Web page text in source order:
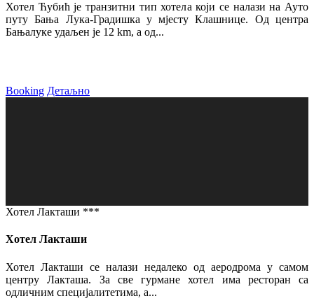
Хотел Ћубић је транзитни тип хотела који се налази на Ауто
путу Бања Лука-Градишка у мјесту Клашнице. Од центра
Бањалуке удаљен је 12 km, а од...
Booking Детаљно
Хотел Лакташи ***
Хотел Лакташи
Хотел Лакташи се налази недалеко од аеродрома у самом
центру Лакташа. За све гурмане хотел има ресторан са
одличним специјалитетима, а...